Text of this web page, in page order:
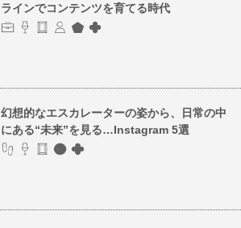
ラインでコンテンツを育てる時代
幻想的なエスカレーターの姿から、日常の中
にある“未来”を見る…Instagram 5選